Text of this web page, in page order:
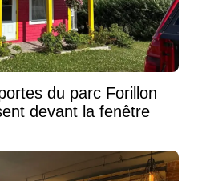
du parc Forillon
devant la fenêtre